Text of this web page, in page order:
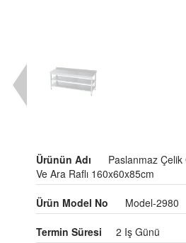
Ürünün Adı
Paslanmaz Çelik
Ve Ara Raflı 160x60x85cm
Ürün Model No Model-2980
Termin Süresi 2 Iş Günü